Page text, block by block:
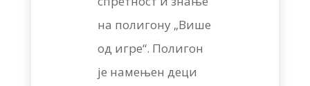
на полигону „Више
од игре“. Полигон
је намењен деци